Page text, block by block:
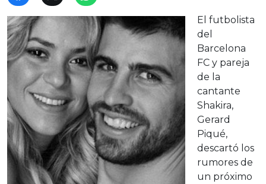
El futbolista
del
Barcelona
FC y pareja
de la
cantante
Shakira,
Gerard
Piqué,
descartó los
rumores de
un próximo